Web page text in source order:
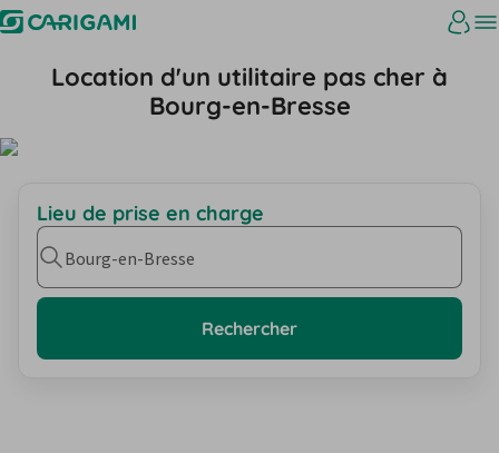
Location d'un utilitaire pas cher à
Bourg-en-Bresse
Lieu de prise en charge
Bourg-en-Bresse
Rechercher